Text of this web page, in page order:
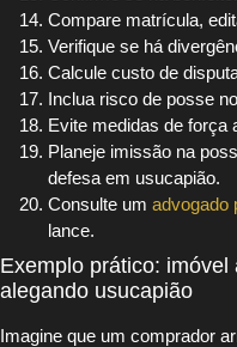
Compare matrícula,
Verifique se há
Calcule custo de
Inclua risco de posse
Evite medidas de força
Planeje imissão na
defesa em usucapião.
Consulte um advogado
lance.
Exemplo prático:
alegando usucapião
Imagine que um comprador